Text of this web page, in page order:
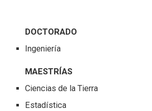
DOCTORADO
Ingeniería
MAESTRÍAS
Ciencias de la Tierra
Estadística